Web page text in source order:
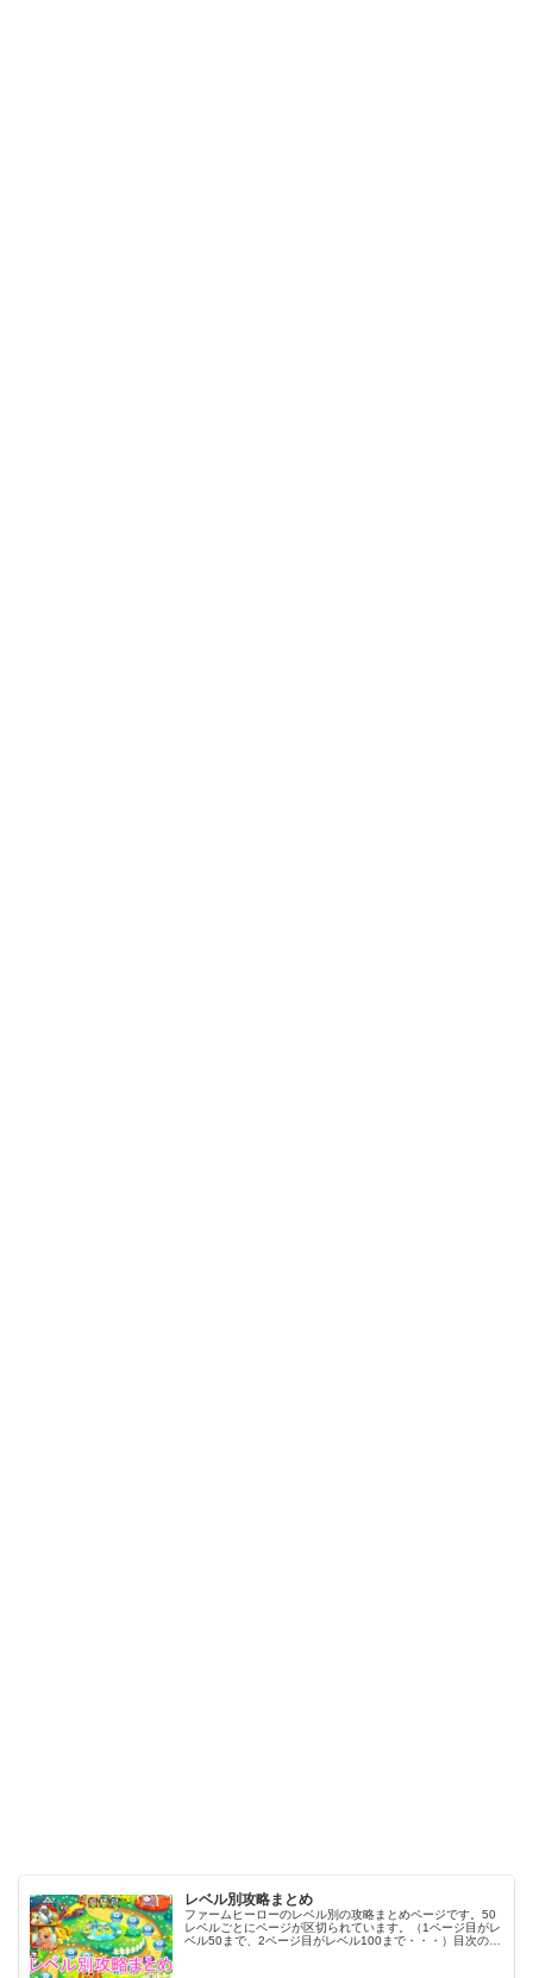
レベル別攻略まとめ
ファームヒーローのレベル別の攻略まとめページです。50
レベルごとにページが区切られています。（1ページ目がレ
ベル50まで、2ページ目がレベル100まで・・・）目次のリ